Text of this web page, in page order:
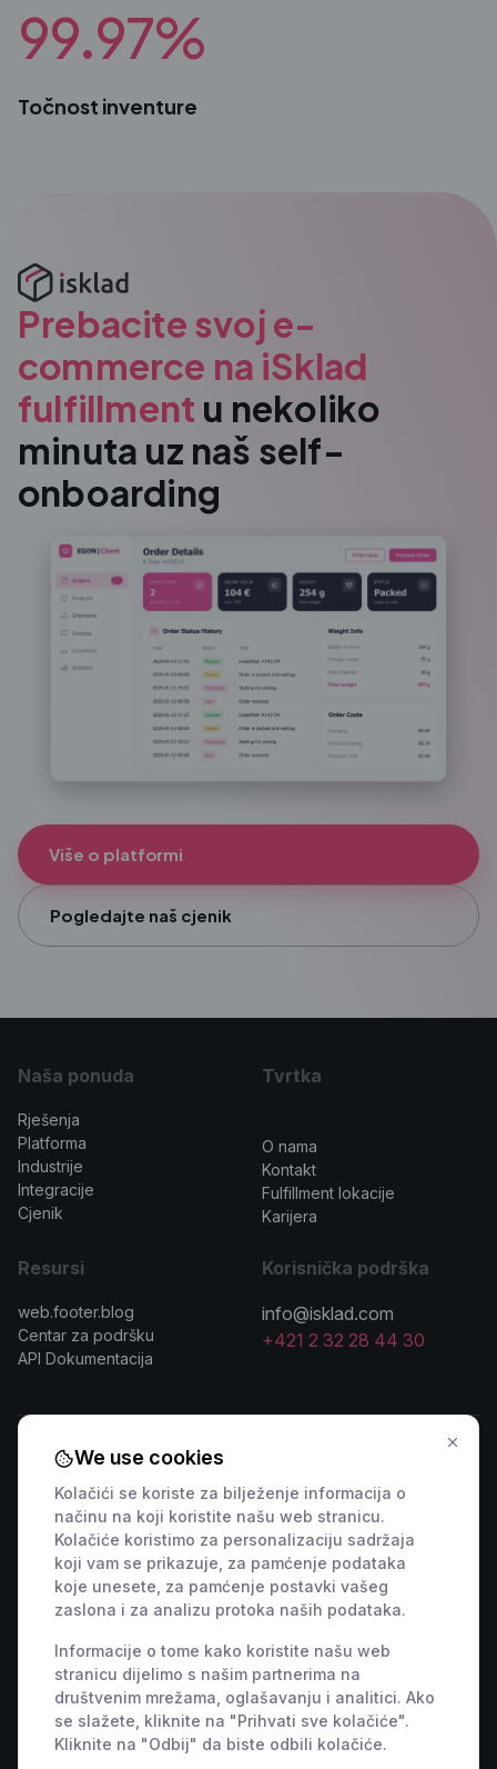
99.97%
Točnost inventure
Prebacite svoj e-
commerce na iSklad
fulfillment u nekoliko
minuta uz naš self-
onboarding
Više o platformi
Pogledajte naš cjenik
Naša ponuda
Rješenja
Platforma
Industrije
Integracije
Cjenik
Tvrtka
O nama
Kontakt
Fulfillment lokacije
Karijera
Resursi
web.footer.blog
Centar za podršku
API Dokumentacija
Korisnička podrška
info@isklad.com
+421 2 32 28 44 30
Kontaktirajte prodaju
🇸🇰 +421 2 222 006 94
🇨🇿 +420 311 440 767
🇵🇱 +48 22 307 03 34
🇦🇹 +43 1 442 0203
🇷🇴 +40 316 306 173
🇭🇺 +36 1 901 0594
🇸🇮 +386 82 880 433
🇪🇸 +34 518 88 04 19
🇫🇷 +33 9 39 37 01 08
🇮🇹 +39 800 934 271
🇭🇷 +385 800 791 196
🇬🇧 +44 7463 586 370
🇺🇸 +1 848 456 2300
We use cookies
Kolačići se koriste za bilježenje informacija o
načinu na koji koristite našu web stranicu.
Kolačiće koristimo za personalizaciju sadržaja
koji vam se prikazuje, za pamćenje podataka
koje unesete, za pamćenje postavki vašeg
zaslona i za analizu protoka naših podataka.
Informacije o tome kako koristite našu web
stranicu dijelimo s našim partnerima na
društvenim mrežama, oglašavanju i analitici. Ako
se slažete, kliknite na "Prihvati sve kolačiće".
Kliknite na "Odbij" da biste odbili kolačiće.